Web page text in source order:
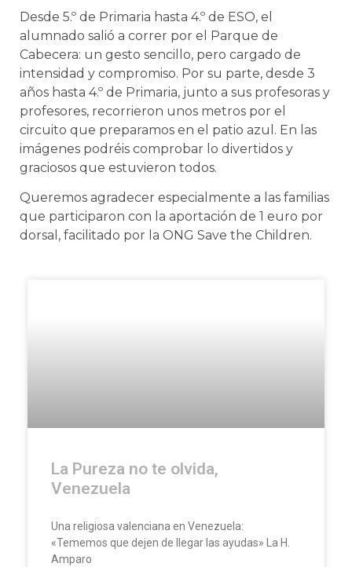
Desde 5.º de Primaria hasta 4.º de ESO, el
alumnado salió a correr por el Parque de
Cabecera: un gesto sencillo, pero cargado de
intensidad y compromiso. Por su parte, desde 3
años hasta 4.º de Primaria, junto a sus profesoras y
profesores, recorrieron unos metros por el
circuito que preparamos en el patio azul. En las
imágenes podréis comprobar lo divertidos y
graciosos que estuvieron todos.
Queremos agradecer especialmente a las familias
que participaron con la aportación de 1 euro por
dorsal, facilitado por la ONG Save the Children.
La Pureza no te olvida,
Venezuela
Una religiosa valenciana en Venezuela:
«Tememos que dejen de llegar las ayudas» La H.
Amparo